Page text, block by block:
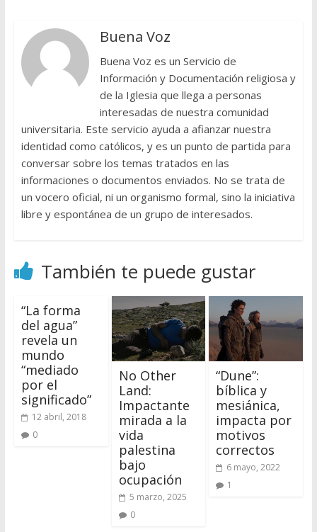
Buena Voz
Buena Voz es un Servicio de
Información y Documentación religiosa y
de la Iglesia que llega a personas
interesadas de nuestra comunidad
universitaria. Este servicio ayuda a afianzar nuestra
identidad como católicos, y es un punto de partida para
conversar sobre los temas tratados en las
informaciones o documentos enviados. No se trata de
un vocero oficial, ni un organismo formal, sino la iniciativa
libre y espontánea de un grupo de interesados.
También te puede gustar
“La forma
del agua”
revela un
mundo
“mediado
por el
significado”
12 abril, 2018
0
No Other
Land:
Impactante
mirada a la
vida
palestina
bajo
ocupación
5 marzo, 2025
0
“Dune”:
bíblica y
mesiánica,
impacta por
motivos
correctos
6 mayo, 2022
1